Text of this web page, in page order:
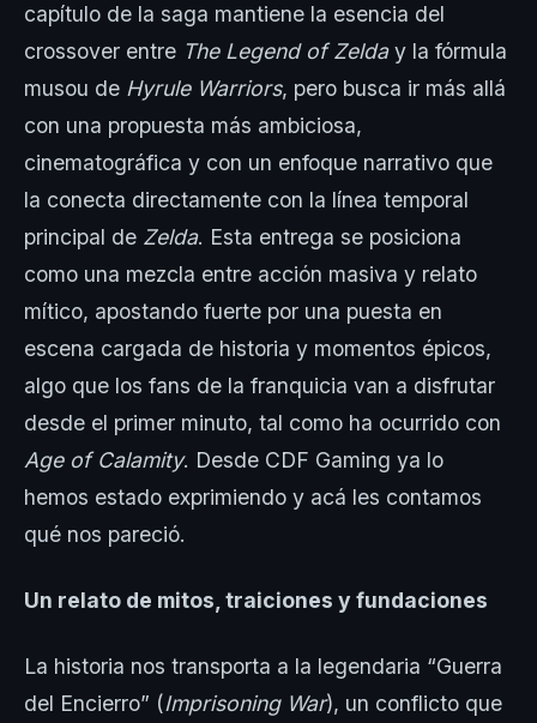
capítulo de la saga mantiene la esencia del
crossover entre The Legend of Zelday la fórmula
musou de Hyrule Warriors, pero busca ir más allá
con una propuesta más ambiciosa,
cinematográfica y con un enfoque narrativo que
la conecta directamente con la línea temporal
principal de Zelda. Esta entrega se posiciona
como una mezcla entre acción masiva y relato
mítico, apostando fuerte por una puesta en
escena cargada de historia y momentos épicos,
algo que los fans de la franquicia van a disfrutar
desde el primer minuto, tal como ha ocurrido con
Age of Calamity. Desde CDF Gaming ya lo
hemos estado exprimiendo y acá les contamos
qué nos pareció.
Un relato de mitos, traiciones y fundaciones
La historia nos transporta a la legendaria “Guerra
del Encierro” (Imprisoning War), un conflicto que